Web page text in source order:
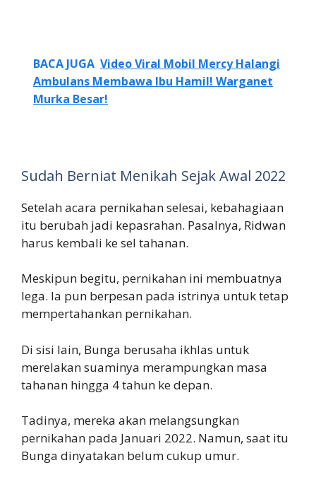
BACA JUGA Video Viral Mobil Mercy Halangi
Ambulans Membawa Ibu Hamil! Warganet
Murka Besar!
Sudah Berniat Menikah Sejak Awal 2022
Setelah acara pernikahan selesai, kebahagiaan
itu berubah jadi kepasrahan. Pasalnya, Ridwan
harus kembali ke sel tahanan.
Meskipun begitu, pernikahan ini membuatnya
lega. Ia pun berpesan pada istrinya untuk tetap
mempertahankan pernikahan.
Di sisi lain, Bunga berusaha ikhlas untuk
merelakan suaminya merampungkan masa
tahanan hingga 4 tahun ke depan.
Tadinya, mereka akan melangsungkan
pernikahan pada Januari 2022. Namun, saat itu
Bunga dinyatakan belum cukup umur.